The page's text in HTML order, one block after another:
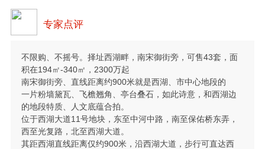
专家点评
不限购、不摇号。择址西湖畔，南宋御街旁，可售43套，面
积在194㎡-340㎡，2300万起
南宋御街旁、直线距离约900米就是西湖、市中心地段的
一片粉墙黛瓦、飞檐翘角、亭台叠石，如此诗意，和西湖边
的地段特质、人文底蕴合拍。
位于西湖大道11号地块，东至中河中路，南至保佑桥东弄，
西至光复路，北至西湖大道。
其距西湖直线距离仅约900米，沿西湖大道，步行可直达西